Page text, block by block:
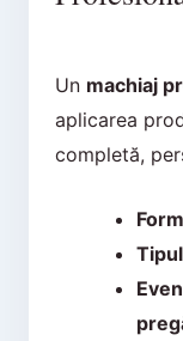
Un machiaj
aplicarea
completă,